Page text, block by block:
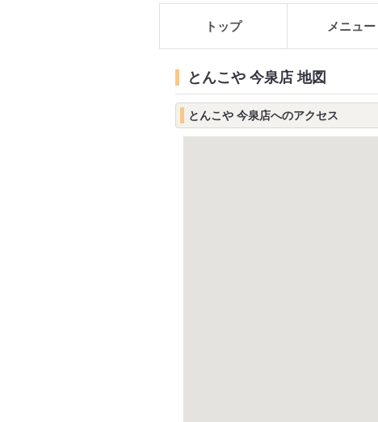
トップ メニュー
とんこや 今泉店 地図
とんこや 今泉店へのアクセス